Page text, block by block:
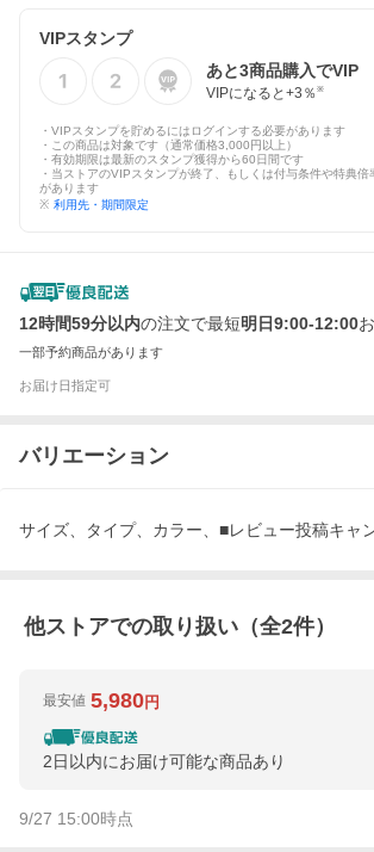
VIPスタンプ
あと3商品購入でVIP
VIPになると+3 ％ ※
・VIPスタンプを貯めるにはログインする必要があります
・この商品は対象です（通常価格3,000円以上）
・有効期限は最新のスタンプ獲得から60日間です
・当ストアのVIPスタンプが終了、もしくは付与条件や特典倍
があります
※ 利用先・期間限定
12時間59分以内の注文で最短明日9:00-12:00
一部予約商品があります
お届け日指定可
バリエーション
サイズ、タイプ、カラー、■レビュー投稿キャ
他ストアでの取り扱い（全2件）
最安値 5,980円
2日以内にお届け可能な商品あり
9/27 15:00時点